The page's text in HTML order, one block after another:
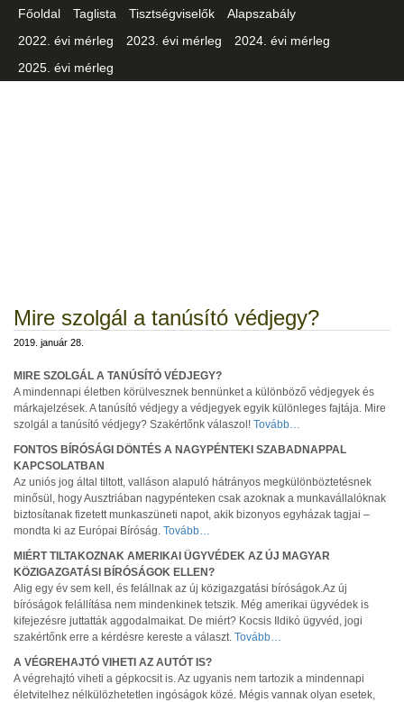
Főoldal Taglista Tisztségviselők
Alapszabály
2022. évi mérleg
2023. évi mérleg
2024. évi mérleg
2025. évi mérleg
Mire szolgál a tanúsító védjegy?
2019. január 28.
MIRE SZOLGÁL A TANÚSÍTÓ VÉDJEGY?
A mindennapi életben körülvesznek bennünket a különböző védjegyek és
márkajelzések. A tanúsító védjegy a védjegyek egyik különleges fajtája. Mire
szolgál a tanúsító védjegy? Szakértőnk válaszol! Tovább…
FONTOS BÍRÓSÁGI DÖNTÉS A NAGYPÉNTEKI SZABADNAPPAL
KAPCSOLATBAN
Az uniós jog által tiltott, valláson alapuló hátrányos megkülönböztetésnek
minősül, hogy Ausztriában nagypénteken csak azoknak a munkavállalóknak
biztosítanak fizetett munkaszüneti napot, akik bizonyos egyházak tagjai –
mondta ki az Európai Bíróság. Tovább…
MIÉRT TILTAKOZNAK AMERIKAI ÜGYVÉDEK AZ ÚJ MAGYAR
KÖZIGAZGATÁSI BÍRÓSÁGOK ELLEN?
Alig egy év sem kell, és felállnak az új közigazgatási bíróságok.Az új
bíróságok felállítása nem mindenkinek tetszik. Még amerikai ügyvédek is
kifejezésre juttatták aggodalmaikat. De miért? Kocsis Ildikó ügyvéd, jogi
szakértőnk erre a kérdésre kereste a választ. Tovább…
A VÉGREHAJTÓ VIHETI AZ AUTÓT IS?
A végrehajtó viheti a gépkocsit is. Az ugyanis nem tartozik a mindennapi
életvitelhez nélkülözhetetlen ingóságok közé. Mégis vannak olyan esetek,